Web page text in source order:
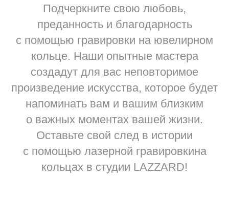
Подчеркните свою любовь,
преданность и благодарность
с помощью гравировки на ювелирном
кольце. Наши опытные мастера
создадут для вас неповторимое
произведение искусства, которое будет
напоминать вам и вашим близким
о важных моментах вашей жизни.
Оставьте свой след в истории
с помощью лазерной гравировкина
кольцах в студии LAZZARD!